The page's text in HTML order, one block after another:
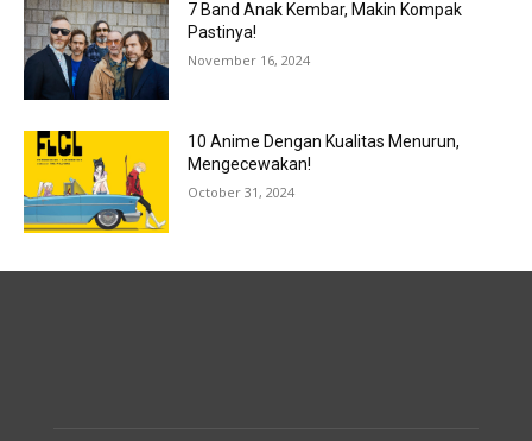
7 Band Anak Kembar, Makin Kompak
Pastinya!
November 16, 2024
10 Anime Dengan Kualitas Menurun,
Mengecewakan!
October 31, 2024